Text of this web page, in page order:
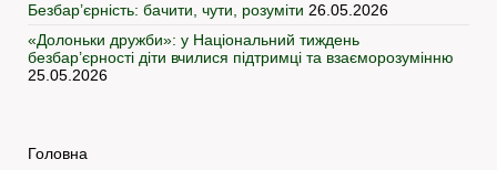
Безбар’єрність: бачити, чути, розуміти 26.05.2026
«Долоньки дружби»: у Національний тиждень
безбар’єрності діти вчилися підтримці та взаєморозумінню
25.05.2026
Головна